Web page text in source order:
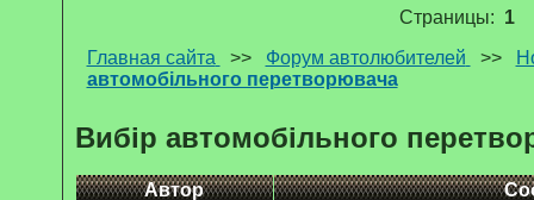
Страницы: 1
Главная сайта
>> Форум автолюбителей >>
автомобільного перетворювача
Вибір автомобільного
Автор